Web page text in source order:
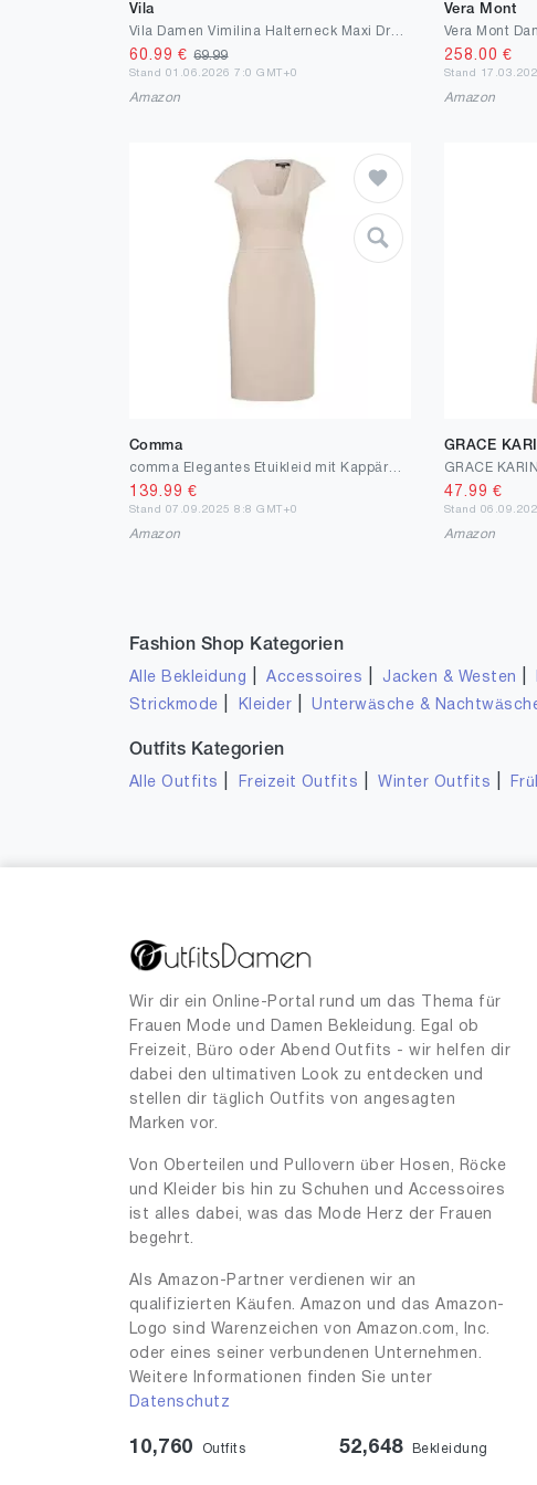
Vila
Vila Damen Vimilina Halterneck Maxi Dress - Noos Abendkleid (1er Pack)
60.99 €69.99
Stand 01.06.2026 7:0 GMT+0
Amazon
Vera Mont
Vera Mont
258.00 €
Stand
Amazon
Comma
comma Elegantes Etuikleid mit Kappärmeln
139.99 €
Stand 07.09.2025 8:8 GMT+0
Amazon
GRACE
47.99 €
Stand
Amazon
Fashion Shop Kategorien
Alle Bekleidung |Accessoires Jacken & Westen
Strickmode
Kleider |Unterwäsche &
Outfits Kategorien
Alle Outfits Freizeit Outfits |Winter Outfits
Wir dir ein Online-Portal rund um das Thema für
Frauen Mode und Damen Bekleidung. Egal ob
Freizeit, Büro oder Abend Outfits - wir helfen dir
dabei den ultimativen Look zu entdecken und
stellen dir täglich Outfits von angesagten
Marken vor.
Von Oberteilen und Pullovern über Hosen, Röcke
und Kleider bis hin zu Schuhen und Accessoires
ist alles dabei, was das Mode Herz der Frauen
begehrt.
Als Amazon-Partner verdienen wir an
qualifizierten Käufen. Amazon und das Amazon-
Logo sind Warenzeichen von Amazon.com, Inc.
oder eines seiner verbundenen Unternehmen.
Weitere Informationen finden Sie unter
Datenschutz
10,760 Outfits 52,648 Bekleidung